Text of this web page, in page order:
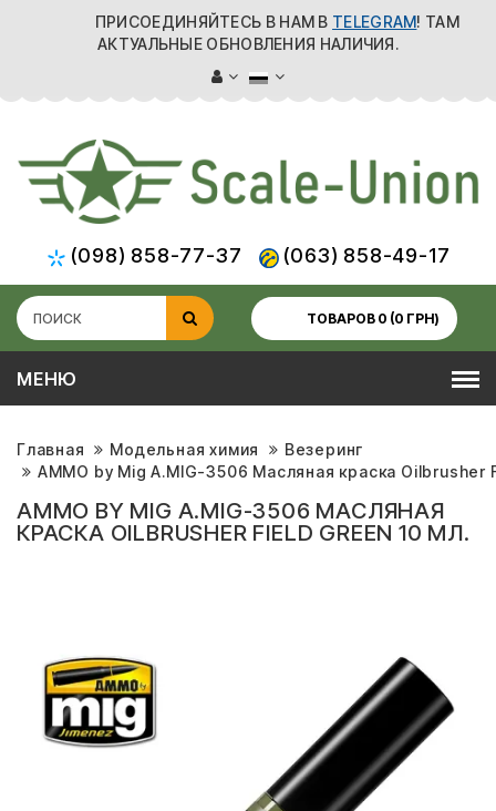
ПРИСОЕДИНЯЙТЕСЬ В НАМ В TELEGRAM! ТАМ
АКТУАЛЬНЫЕ ОБНОВЛЕНИЯ НАЛИЧИЯ.
(098) 858-77-37 (063) 858-49-17
ТОВАРОВ 0 (0 ГРН)
МЕНЮ
Главная Модельная химия
Везеринг
AMMO by Mig A.MIG-3506 Масляная краска Oilbrusher
AMMO BY MIG A.MIG-3506 МАСЛЯНАЯ
КРАСКА OILBRUSHER FIELD GREEN 10 МЛ.